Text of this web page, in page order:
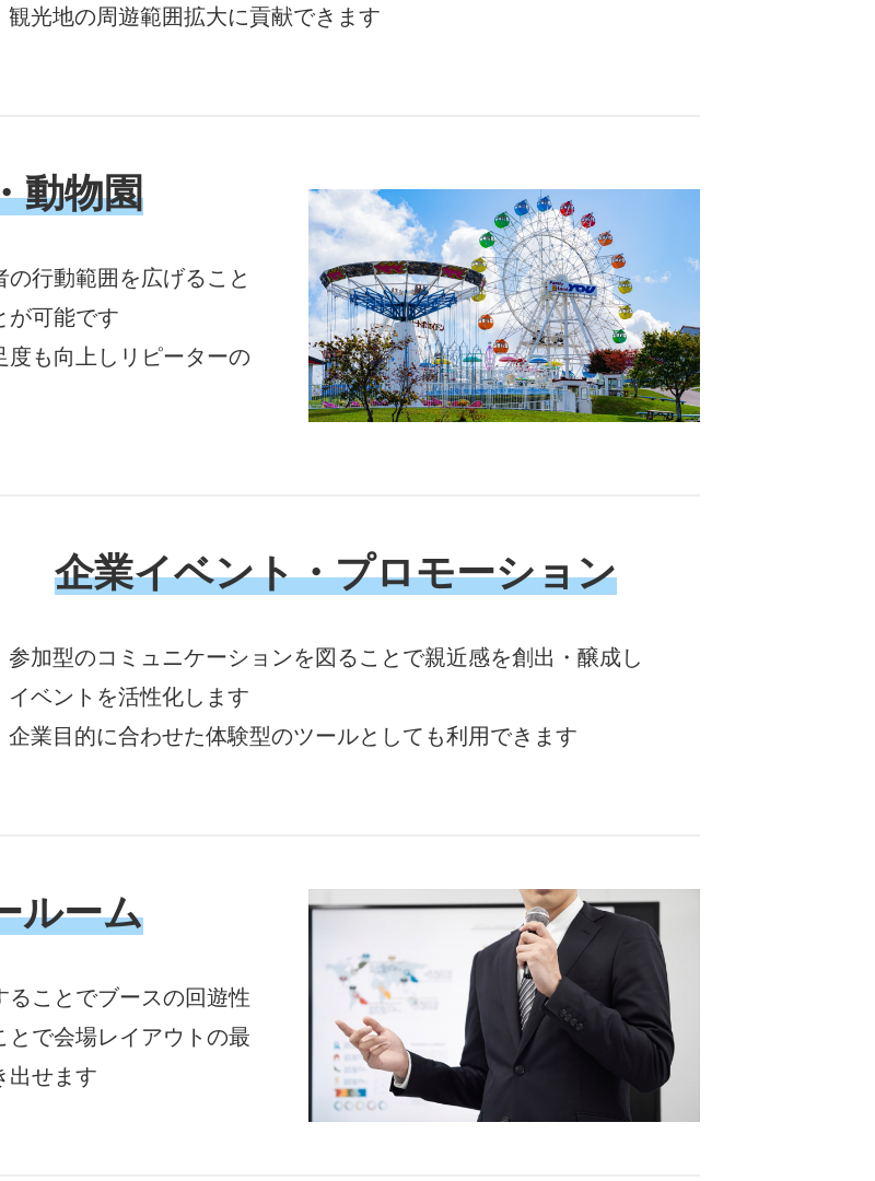
観光地の周遊範囲拡大に貢献できます
動物園
行動範囲を広げること
が可能です
度も向上しリピーターの
企業イベント・プロモーション
参加型のコミュニケーションを図ることで親近感を創出・醸成し
イベントを活性化します
企業目的に合わせた体験型のツールとしても利用できます
ルーム
ことでブースの回遊性
とで会場レイアウトの最
出せます